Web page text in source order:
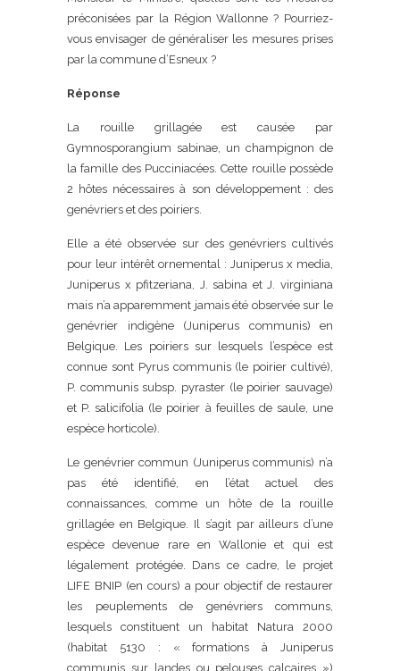
préconisées par la Région Wallonne ? Pourriez-
vous envisager de généraliser les mesures prises
par la commune d’Esneux ?
Réponse
La rouille grillagée est causée par
Gymnosporangium sabinae, un champignon de
la famille des Pucciniacées. Cette rouille possède
2 hôtes nécessaires à son développement : des
genévriers et des poiriers.
Elle a été observée sur des genévriers cultivés
pour leur intérêt ornemental : Juniperus x media,
Juniperus x pfitzeriana, J. sabina et J. virginiana
mais n’a apparemment jamais été observée sur le
genévrier indigène (Juniperus communis) en
Belgique. Les poiriers sur lesquels l’espèce est
connue sont Pyrus communis (le poirier cultivé),
P. communis subsp. pyraster (le poirier sauvage)
et P. salicifolia (le poirier à feuilles de saule, une
espèce horticole).
Le genévrier commun (Juniperus communis) n’a
pas été identifié, en l’état actuel des
connaissances, comme un hôte de la rouille
grillagée en Belgique. Il s’agit par ailleurs d’une
espèce devenue rare en Wallonie et qui est
légalement protégée. Dans ce cadre, le projet
LIFE BNIP (en cours) a pour objectif de restaurer
les peuplements de genévriers communs,
lesquels constituent un habitat Natura 2000
(habitat 5130 : « formations à Juniperus
communis sur landes ou pelouses calcaires »)